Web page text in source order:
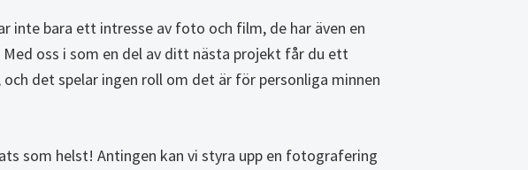
inte bara ett intresse av foto och film, de har även en
oss i som en del av ditt nästa projekt får du ett
det spelar ingen roll om det är för personliga minnen
som helst! Antingen kan vi styra upp en fotografering